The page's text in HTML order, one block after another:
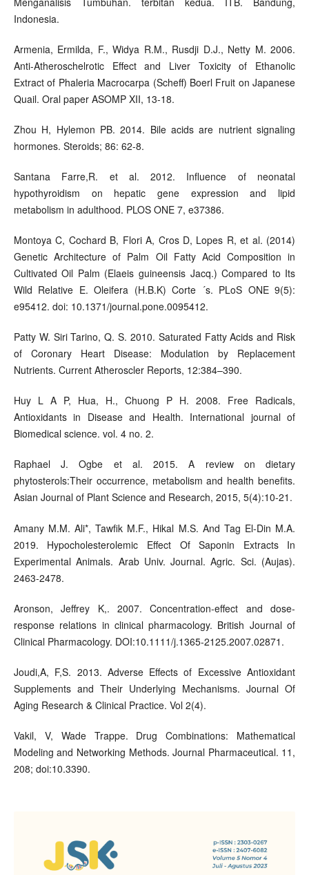
Indonesia.
Armenia, Ermilda, F., Widya R.M., Rusdji D.J., Netty M. 2006.
Anti-Atheroschelrotic Effect and Liver Toxicity of Ethanolic
Extract of Phaleria Macrocarpa (Scheff) Boerl Fruit on Japanese
Quail. Oral paper ASOMP XII, 13-18.
Zhou H, Hylemon PB. 2014. Bile acids are nutrient signaling
hormones. Steroids; 86: 62-8.
Santana Farre,R. et al. 2012. Influence of neonatal
hypothyroidism on hepatic gene expression and lipid
metabolism in adulthood. PLOS ONE 7, e37386.
Montoya C, Cochard B, Flori A, Cros D, Lopes R, et al. (2014)
Genetic Architecture of Palm Oil Fatty Acid Composition in
Cultivated Oil Palm (Elaeis guineensis Jacq.) Compared to Its
Wild Relative E. Oleifera (H.B.K) Corte ´s. PLoS ONE 9(5):
e95412. doi: 10.1371/journal.pone.0095412.
Patty W. Siri Tarino, Q. S. 2010. Saturated Fatty Acids and Risk
of Coronary Heart Disease: Modulation by Replacement
Nutrients. Current Atheroscler Reports, 12:384–390.
Huy L A P, Hua, H., Chuong P H. 2008. Free Radicals,
Antioxidants in Disease and Health. International journal of
Biomedical science. vol. 4 no. 2.
Raphael J. Ogbe et al. 2015. A review on dietary
phytosterols:Their occurrence, metabolism and health benefits.
Asian Journal of Plant Science and Research, 2015, 5(4):10-21.
Amany M.M. Ali*, Tawfik M.F., Hikal M.S. And Tag El-Din M.A.
2019. Hypocholesterolemic Effect Of Saponin Extracts In
Experimental Animals. Arab Univ. Journal. Agric. Sci. (Aujas).
2463-2478.
Aronson, Jeffrey K,. 2007. Concentration-effect and dose-
response relations in clinical pharmacology. British Journal of
Clinical Pharmacology. DOI:10.1111/j.1365-2125.2007.02871.
Joudi,A, F,S. 2013. Adverse Effects of Excessive Antioxidant
Supplements and Their Underlying Mechanisms. Journal Of
Aging Research & Clinical Practice. Vol 2(4).
Vakil, V, Wade Trappe. Drug Combinations: Mathematical
Modeling and Networking Methods. Journal Pharmaceutical. 11,
208; doi:10.3390.